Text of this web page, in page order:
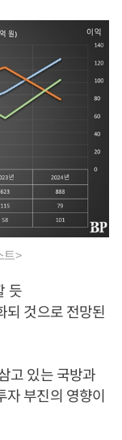
트>
듯
되 것으로 전망된
고 있는 국방과
자 부진의 영향이